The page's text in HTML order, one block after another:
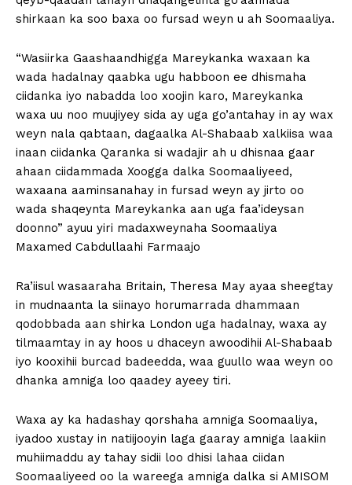
shirkaan ka soo baxa oo fursad weyn u ah Soomaaliya.
“Wasiirka Gaashaandhigga Mareykanka waxaan ka
wada hadalnay qaabka ugu habboon ee dhismaha
ciidanka iyo nabadda loo xoojin karo, Mareykanka
waxa uu noo muujiyey sida ay uga go’antahay in ay wax
weyn nala qabtaan, dagaalka Al-Shabaab xalkiisa waa
inaan ciidanka Qaranka si wadajir ah u dhisnaa gaar
ahaan ciidammada Xoogga dalka Soomaaliyeed,
waxaana aaminsanahay in fursad weyn ay jirto oo
wada shaqeynta Mareykanka aan uga faa’ideysan
doonno” ayuu yiri madaxweynaha Soomaaliya
Maxamed Cabdullaahi Farmaajo
Ra’iisul wasaaraha Britain, Theresa May ayaa sheegtay
in mudnaanta la siinayo horumarrada dhammaan
qodobbada aan shirka London uga hadalnay, waxa ay
tilmaamtay in ay hoos u dhaceyn awoodihii Al-Shabaab
iyo kooxihii burcad badeedda, waa guullo waa weyn oo
dhanka amniga loo qaadey ayeey tiri.
Waxa ay ka hadashay qorshaha amniga Soomaaliya,
iyadoo xustay in natiijooyin laga gaaray amniga laakiin
muhiimaddu ay tahay sidii loo dhisi lahaa ciidan
Soomaaliyeed oo la wareega amniga dalka si AMISOM